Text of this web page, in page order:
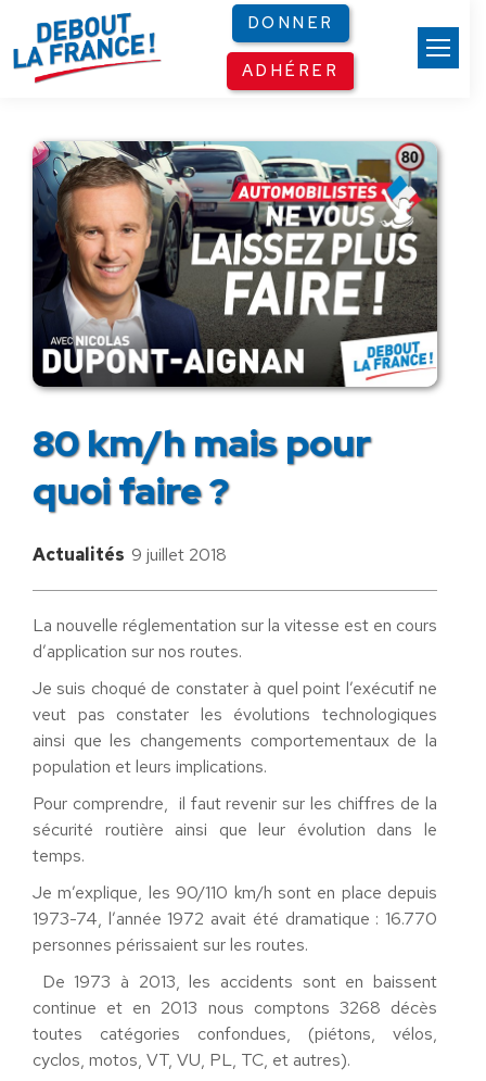
DONNER
ADHÉRER
80 km/h mais pour
quoi faire ?
Actualités 9 juillet 2018
La nouvelle réglementation sur la vitesse est en cours
d’application sur nos routes.
Je suis choqué de constater à quel point l’exécutif ne
veut pas constater les évolutions technologiques
ainsi que les changements comportementaux de la
population et leurs implications.
Pour comprendre, il faut revenir sur les chiffres de la
sécurité routière ainsi que leur évolution dans le
temps.
Je m’explique, les 90/110 km/h sont en place depuis
1973-74, l’année 1972 avait été dramatique : 16.770
personnes périssaient sur les routes.
De 1973 à 2013, les accidents sont en baissent
continue et en 2013 nous comptons 3268 décès
toutes catégories confondues, (piétons, vélos,
cyclos, motos, VT, VU, PL, TC, et autres).
Panneau de gestion des cookies